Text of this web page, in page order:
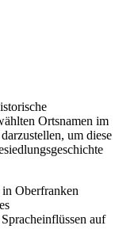
Ortsnamen im
um diese
Oberfranken
auf